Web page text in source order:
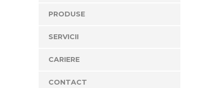
PRODUSE
SERVICII
CARIERE
CONTACT